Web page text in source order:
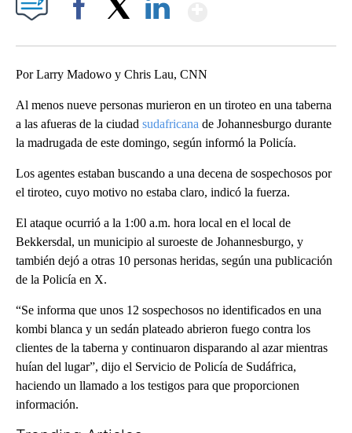
Por Larry Madowo y Chris Lau, CNN
Al menos nueve personas murieron en un tiroteo en una taberna
a las afueras de la ciudad sudafricana de Johannesburgo durante
la madrugada de este domingo, según informó la Policía.
Los agentes estaban buscando a una decena de sospechosos por
el tiroteo, cuyo motivo no estaba claro, indicó la fuerza.
El ataque ocurrió a la 1:00 a.m. hora local en el local de
Bekkersdal, un municipio al suroeste de Johannesburgo, y
también dejó a otras 10 personas heridas, según una publicación
de la Policía en X.
“Se informa que unos 12 sospechosos no identificados en una
kombi blanca y un sedán plateado abrieron fuego contra los
clientes de la taberna y continuaron disparando al azar mientras
huían del lugar”, dijo el Servicio de Policía de Sudáfrica,
haciendo un llamado a los testigos para que proporcionen
información.